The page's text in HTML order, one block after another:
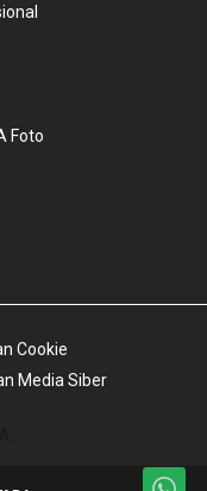
Foto
Cookie
Media Siber